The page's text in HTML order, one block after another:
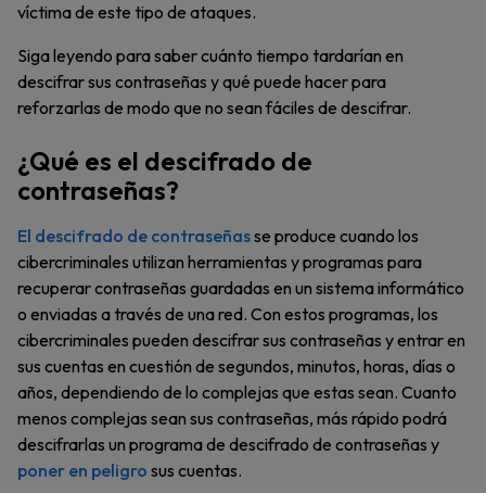
víctima de este tipo de ataques.
Siga leyendo para saber cuánto tiempo tardarían en
descifrar sus contraseñas y qué puede hacer para
reforzarlas de modo que no sean fáciles de descifrar.
¿Qué es el descifrado de
contraseñas?
El descifrado de contraseñasse produce cuando los
cibercriminales utilizan herramientas y programas para
recuperar contraseñas guardadas en un sistema informático
o enviadas a través de una red. Con estos programas, los
cibercriminales pueden descifrar sus contraseñas y entrar en
sus cuentas en cuestión de segundos, minutos, horas, días o
años, dependiendo de lo complejas que estas sean. Cuanto
menos complejas sean sus contraseñas, más rápido podrá
descifrarlas un programa de descifrado de contraseñas y
poner en peligro sus cuentas.